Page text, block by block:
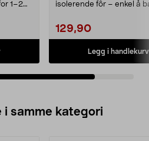
1–2
isolerende fôr – enkel å
129,90
Legg i handlekurv
i samme kategori